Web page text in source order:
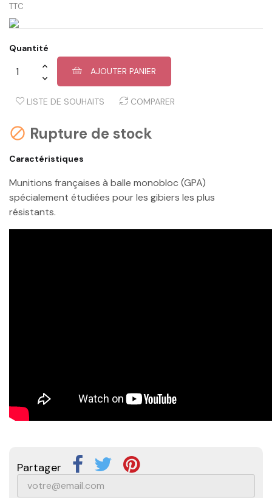
TTC
Quantité
AJOUTER PANIER
LISTE DE SOUHAITS COMPARER
 Rupture de stock
Caractéristiques
Munitions françaises à balle monobloc (GPA)
spécialement étudiées pour les gibiers les plus
résistants.
Partager